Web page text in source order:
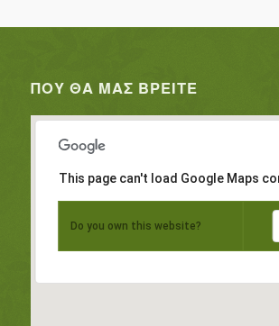
ΠΟΥ ΘΑ ΜΑΣ ΒΡΕΊΤΕ
This page can't load Google Maps
Do you own this website?